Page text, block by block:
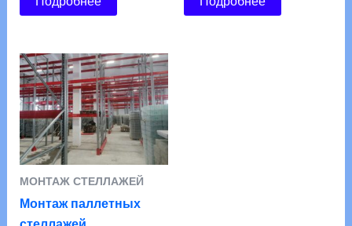
МОНТАЖ СТЕЛЛАЖЕЙ
Монтаж паллетных
стеллажей
Подробнее